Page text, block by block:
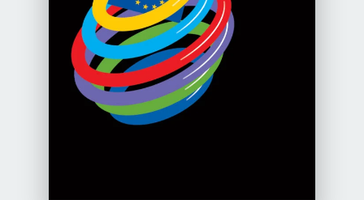
Proposte di pubblicazione
Gangemi Editore